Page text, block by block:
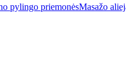
pylingo priemonėsMasažo